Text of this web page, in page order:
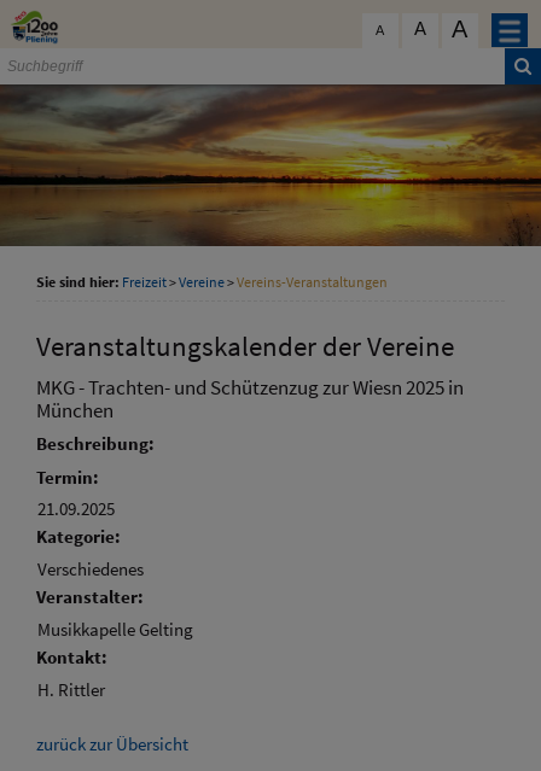
Zum Inhalt
A A A
Sie sind hier: Freizeit>Vereine>Vereins-Veranstaltungen
Veranstaltungskalender der Vereine
MKG - Trachten- und Schützenzug zur Wiesn 2025 in
München
Beschreibung:
Termin:
21.09.2025
Kategorie:
Verschiedenes
Veranstalter:
Musikkapelle Gelting
Kontakt:
H. Rittler
zurück zur Übersicht
schließen